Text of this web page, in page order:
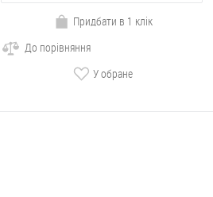
Придбати в 1 клік
До порівняння
У обране